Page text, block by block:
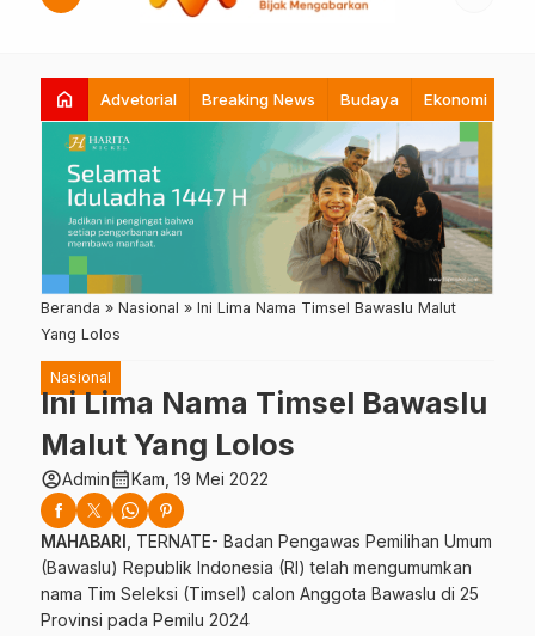
home Advetorial Breaking News Budaya Ekonomi
Beranda » Nasional » Ini Lima Nama Timsel Bawaslu Malut
Yang Lolos
Nasional
Ini Lima Nama Timsel Bawaslu
Malut Yang Lolos
account_circleAdmincalendar_monthKam, 19 Mei 2022
MAHABARI , TERNATE- Badan Pengawas Pemilihan Umum
(Bawaslu) Republik Indonesia (RI) telah mengumumkan
nama Tim Seleksi (Timsel) calon Anggota Bawaslu di 25
Provinsi pada Pemilu 2024